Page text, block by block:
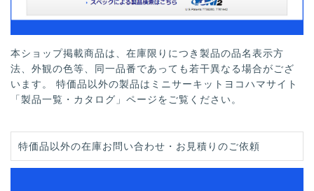
本ショップ掲載商品は、在庫限りにつき製品の品名表示方
法、外観の色等、同一品番であっても若干異なる場合がござ
います。 特価品以外の製品はミニサーキットヨコハマサイト
「製品一覧・カタログ」ページをご覧ください。
特価品以外の在庫お問い合わせ・お見積りのご依頼